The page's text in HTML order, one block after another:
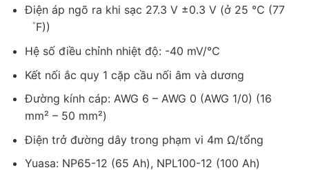
Điện áp ngõ ra khi sạc 27.3 V ±0.3 V (ở 25 ℃ (77
゜F))
Hệ số điều chỉnh nhiệt độ: -40 mV/℃
Kết nối ắc quy 1 cặp cầu nối âm và dương
Đường kính cáp: AWG 6 – AWG 0 (AWG 1/0) (16
mm² – 50 mm²)
Điện trở đường dây trong phạm vi 4m Ω/tổng
Yuasa: NP65-12 (65 Ah), NPL100-12 (100 Ah)